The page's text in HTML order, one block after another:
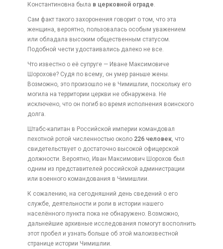
Константиновна была в церковной ограде
Сам факт такого захоронения говорит о том, что эта
женщина, вероятно, пользовалась особым уважением
или обладала высоким общественным статусом.
Подобной чести удостаивались далеко не все.
Что известно о её супруге — Иване Максимовиче
Шорохове? Судя по всему, он умер раньше жены.
Возможно, это произошло не в Чимишлии, поскольку его
могила на территории церкви не обнаружена. Не
исключено, что он погиб во время исполнения воинского
долга.
Штабс-капитан в Российской империи командовал
пехотной ротой численностью около 226 человек , что
свидетельствует о достаточно высокой офицерской
должности. Вероятно, Иван Максимович Шорохов был
одним из представителей российской администрации
или военного командования в Чимишлии.
К сожалению, на сегодняшний день сведений о его
службе, деятельности и роли в истории нашего
населённого пункта пока не обнаружено. Возможно,
дальнейшие архивные исследования помогут восполнить
этот пробел и узнать больше об этой малоизвестной
странице истории Чимишлии.